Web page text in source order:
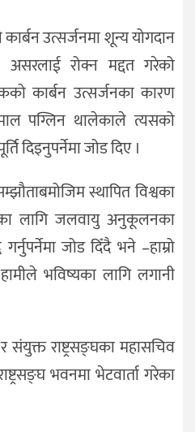
उत्सर्जनमा शून्य योगदान
असरलाई रोक्न मद्दत गरेको
कार्बन उत्सर्जनका कारण
पग्लिन थालेकाले त्यसको
दिइनुपर्नेमा जोड दिए ।
स्थापित विश्वका
लागि जलवायु अनुकूलनका
जोड दिँदै भने –हाम्रो
भविष्यका लागि लगानी
संयुक्त राष्ट्रसङ्घका महासचिव
भवनमा भेटवार्ता गरेका